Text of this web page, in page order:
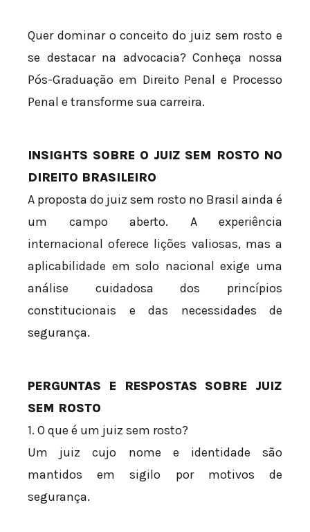
Quer dominar o conceito do juiz sem rosto e
se destacar na advocacia? Conheça nossa
Pós-Graduação em Direito Penal e Processo
Penal e transforme sua carreira.
INSIGHTS SOBRE O JUIZ SEM ROSTO NO
DIREITO BRASILEIRO
A proposta do juiz sem rosto no Brasil ainda é
um campo aberto. A experiência
internacional oferece lições valiosas, mas a
aplicabilidade em solo nacional exige uma
análise cuidadosa dos princípios
constitucionais e das necessidades de
segurança.
PERGUNTAS E RESPOSTAS SOBRE JUIZ
SEM ROSTO
1. O que é um juiz sem rosto?
Um juiz cujo nome e identidade são
mantidos em sigilo por motivos de
segurança.